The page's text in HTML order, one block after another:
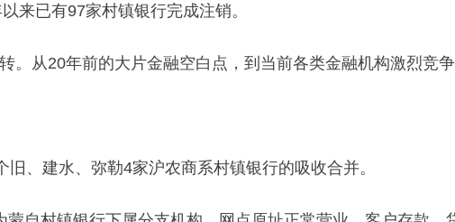
来已有97家村镇银行完成注销。
。从20年前的大片金融空白点，到当前各类金融机构激烈竞
、建水、弥勒4家沪农商系村镇银行的吸收合并。